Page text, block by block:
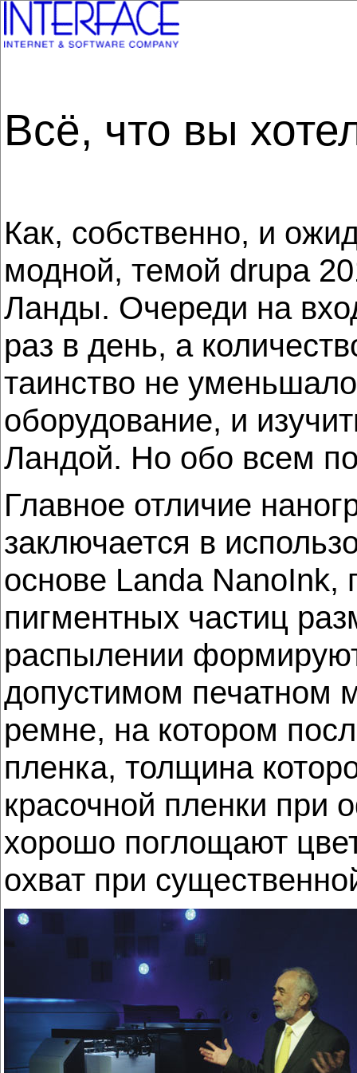
Всё, что вы
Как, собственно, и
модной, темой drupa
Ланды. Очереди на
раз в день, а
таинство не
оборудование, и
Ландой. Но обо всем
Главное отличие
заключается в
основе Landa NanoInk,
пигментных частиц
распылении
допустимом печатном
ремне, на котором
пленка, толщина
красочной пленки при
хорошо поглощают
охват при